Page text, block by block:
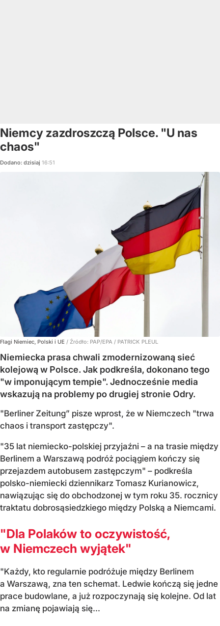
Niemcy zazdroszczą Polsce. "U nas
chaos"
Dodano: dzisiaj 16:51
Flagi Niemiec, Polski i UE / Źródło: PAP/EPA / PATRICK PLEUL
Niemiecka prasa chwali zmodernizowaną sieć
kolejową w Polsce. Jak podkreśla, dokonano tego
"w imponującym tempie". Jednocześnie media
wskazują na problemy po drugiej stronie Odry.
"Berliner Zeitung” pisze wprost, że w Niemczech "trwa
chaos i transport zastępczy".
"35 lat niemiecko-polskiej przyjaźni – a na trasie między
Berlinem a Warszawą podróż pociągiem kończy się
przejazdem autobusem zastępczym" – podkreśla
polsko-niemiecki dziennikarz Tomasz Kurianowicz,
nawiązując się do obchodzonej w tym roku 35. rocznicy
traktatu dobrosąsiedzkiego między Polską a Niemcami.
"Dla Polaków to oczywistość,
w Niemczech wyjątek"
"Każdy, kto regularnie podróżuje między Berlinem
a Warszawą, zna ten schemat. Ledwie kończą się jedne
prace budowlane, a już rozpoczynają się kolejne. Od lat
na zmianę pojawiają się...